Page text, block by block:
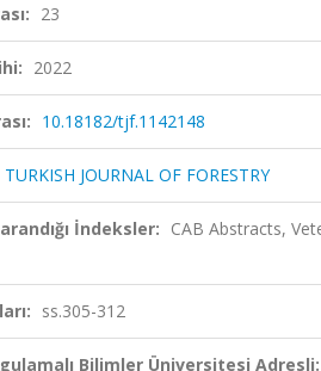
23
2022
10.18182/tjf.1142148
TURKISH JOURNAL OF FORESTRY
İndeksler: CAB Abstracts,
ss.305-312
Bilimler Üniversitesi Adresli: